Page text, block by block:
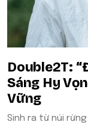
Double2T:
Sáng Hy
Vững
Sinh ra từ núi rừng